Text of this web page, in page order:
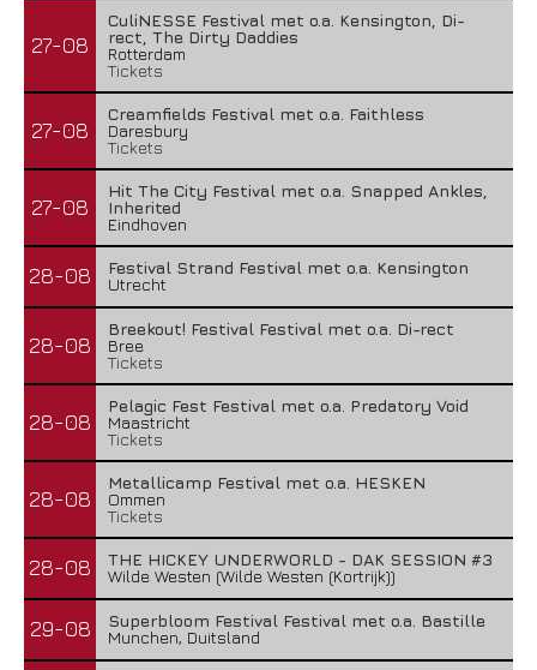
27-08
CuliNESSE Festival met o.a. Kensington, Di-
rect, The Dirty Daddies
Rotterdam
Tickets
27-08
Creamfields Festival met o.a. Faithless
Daresbury
Tickets
27-08
Hit The City Festival met o.a. Snapped Ankles,
Inherited
Eindhoven
28-08
Festival Strand Festival met o.a. Kensington
Utrecht
28-08
Breekout! Festival Festival met o.a. Di-rect
Bree
Tickets
28-08
Pelagic Fest Festival met o.a. Predatory Void
Maastricht
Tickets
28-08
Metallicamp Festival met o.a. HESKEN
Ommen
Tickets
28-08
THE HICKEY UNDERWORLD - DAK SESSION #3
Wilde Westen (Wilde Westen (Kortrijk))
29-08
Superbloom Festival Festival met o.a. Bastille
Munchen, Duitsland